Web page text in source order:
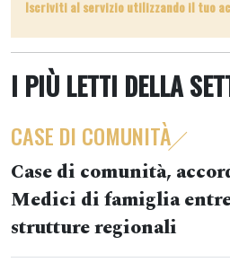
Iscriviti al servizio utilizzando il tuo
I PIÙ LETTI DELLA
CASE DI COMUNITÀ
Case di comunità,
Medici di famiglia
strutture regionali